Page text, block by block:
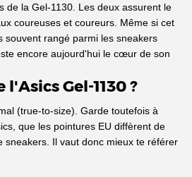
de la Gel-1130. Les deux assurent le
coureuses et coureurs. Même si cet
souvent rangé parmi les sneakers
encore aujourd'hui le cœur de son
Gel-1130 ?
(true-to-size). Garde toutefois à
que les pointures EU diffèrent de
sneakers. Il vaut donc mieux te référer